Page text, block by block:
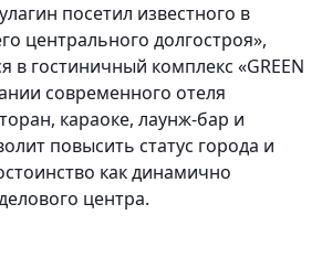
посетил известного в
центрального долгостроя»,
в гостиничный комплекс «GREEN
современного отеля
караоке, лаунж-бар и
повысить статус города и
как динамично
центра.